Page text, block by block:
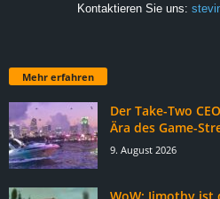
Kontaktieren Sie uns:
Mehr erfahren
Der Take-Two
Ära des Game-
9. August 2026
WoW: Jimothy